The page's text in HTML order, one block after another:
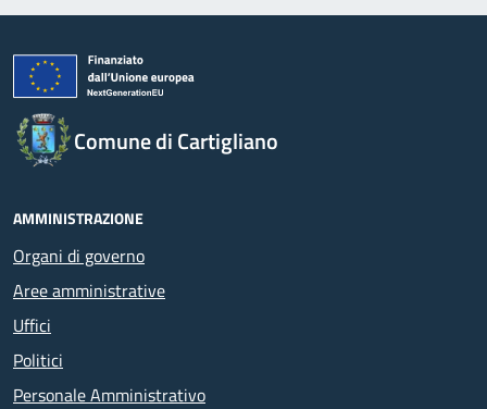
Comune di Cartigliano
AMMINISTRAZIONE
Organi di governo
Aree amministrative
Uffici
Politici
Personale Amministrativo